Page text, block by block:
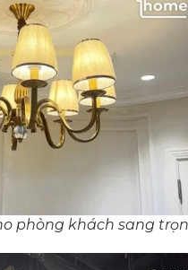
phòng khách sang